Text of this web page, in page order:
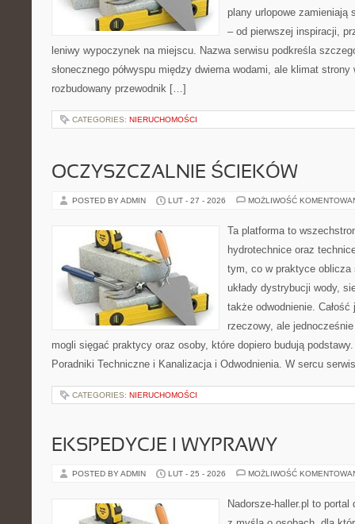
plany urlopowe zamieniają
– od pierwszej inspiracji,
leniwy wypoczynek na miejscu. Nazwa serwisu podkreśla
słonecznego półwyspu między dwiema wodami, ale klimat
rozbudowany przewodnik […]
CATEGORIES: NIERUCHOMOŚCI
OCZYSZCZALNIE ŚCIEKÓW
POSTED BY ADMIN LUT - 27 - 2026 MOŻLIWOŚĆ
Ta platforma to
hydrotechnice oraz
tym, co w praktyce
układy dystrybucji wody,
także odwodnienie.
rzeczowy, ale
mogli sięgać praktycy oraz osoby, które dopiero budują
Poradniki Techniczne i Kanalizacja i Odwodnienia. W sercu
CATEGORIES: NIERUCHOMOŚCI
EKSPEDYCJE I WYPRAWY
POSTED BY ADMIN LUT - 25 - 2026 MOŻLIWOŚĆ
Nadorsze-haller.pl to portal